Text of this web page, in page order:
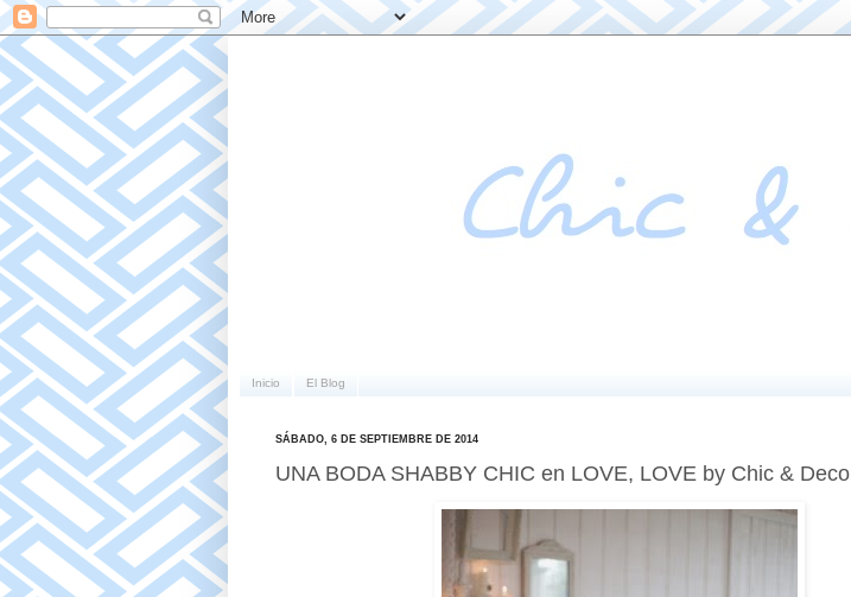
Inicio El Blog
SÁBADO, 6 DE SEPTIEMBRE DE 2014
UNA BODA SHABBY CHIC en LOVE, LOVE by Chic & Deco